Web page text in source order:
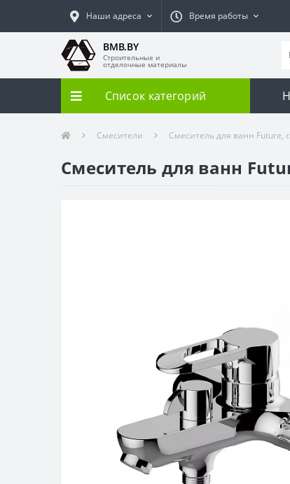
Наши адреса Время работы
BMB.BY
Строительные и
отделочные материалы
Список категорий
Смесители Смеситель для ванн Future,
Смеситель для ванн